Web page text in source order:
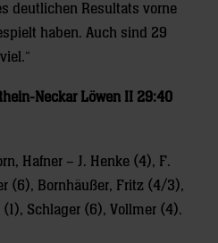
deutlichen Resultats vorne
haben. Auch sind 29
Neckar Löwen II 29:40
Hafner – J. Henke (4), F.
(6), Bornhäußer, Fritz (4/3),
Schlager (6), Vollmer (4).